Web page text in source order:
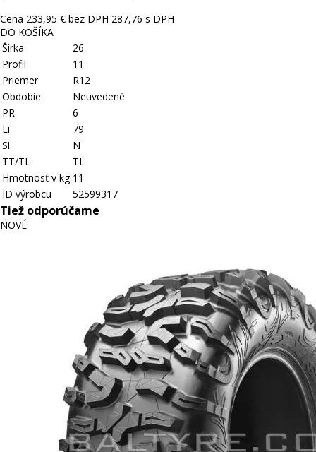
Cena 233,95 € bez DPH 287,76 s DPH
DO KOŠÍKA
Šírka
26
Profil
11
Priemer
R12
Obdobie
Neuvedené
PR
6
Li
79
Si
N
TT/TL
TL
Hmotnosť v kg 11
ID výrobcu
52599317
Tiež odporúčame
NOVÉ